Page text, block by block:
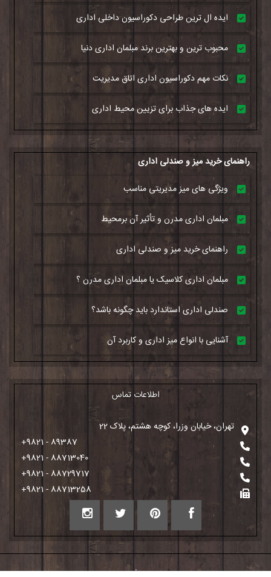
ایده ال ترین طراحی دکوراسیون داخلی اداری
محبوب ترین و بهترین برند مبلمان اداری دنیا
نکات مهم دکوراسیون اداری اتاق مدیریت
ایده های جذاب برای تزیین محیط اداری
راهنمای خرید میز و صندلی اداری
ویژگی های میز مدیریتی مناسب
مبلمان اداری مدرن و تأثیر آن برمحیط
راهنمای خرید میز و صندلی اداری
مبلمان اداری کلاسیک یا مبلمان اداری مدرن ؟
صندلی اداری استاندارد باید چگونه باشد؟
آشنایی با انواع میز اداری و کاربرد آن
اطلاعات تماس
تهران، خیابان وزرا، کوچه هشتم، پلاک 22
+9821 - 89387
+9821 - 88713040
+9821 - 88729717
+9821 - 88713258
: